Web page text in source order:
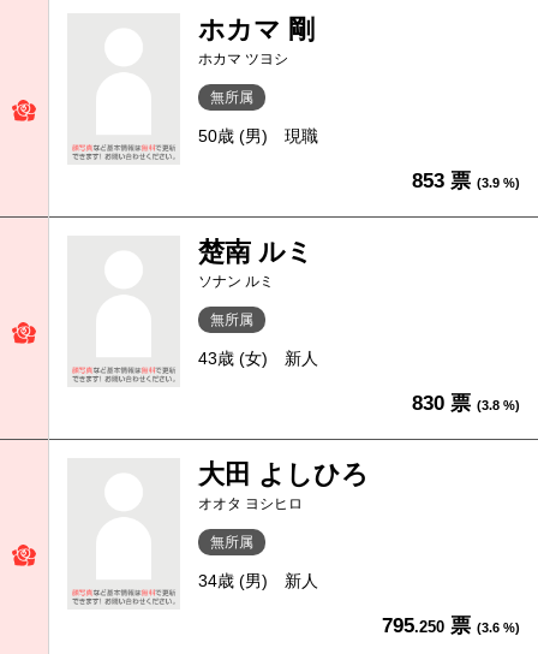
ホカマ 剛
ホカマ ツヨシ
無所属
50歳 (男) 現職
853 票 (3.9 %)
楚南 ルミ
ソナン ルミ
無所属
43歳 (女) 新人
830 票 (3.8 %)
大田 よしひろ
オオタ ヨシヒロ
無所属
34歳 (男) 新人
795.250 票 (3.6 %)